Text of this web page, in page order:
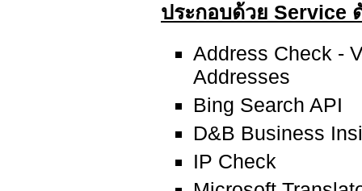
ประกอบด้วย Service
Address Check -
Addresses
Bing Search API
D&B Business
IP Check